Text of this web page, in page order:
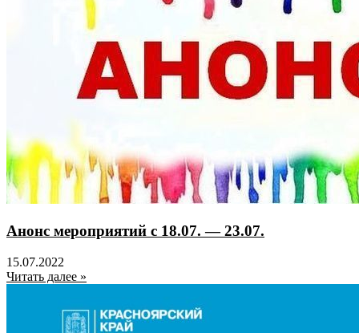
Анонс мероприятий с 18.07. — 23.07.
15.07.2022
Читать далее »